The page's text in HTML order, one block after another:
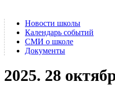
Новости школы
Календарь событий
СМИ о школе
Документы
2025. 28